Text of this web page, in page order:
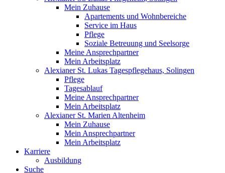
Mein Zuhause
Apartements und Wohnbereiche
Service im Haus
Pflege
Soziale Betreuung und Seelsorge
Meine Ansprechpartner
Mein Arbeitsplatz
Alexianer St. Lukas Tagespflegehaus, Solingen
Pflege
Tagesablauf
Meine Ansprechpartner
Mein Arbeitsplatz
Alexianer St. Marien Altenheim
Mein Zuhause
Mein Ansprechpartner
Mein Arbeitsplatz
Karriere
Ausbildung
Suche